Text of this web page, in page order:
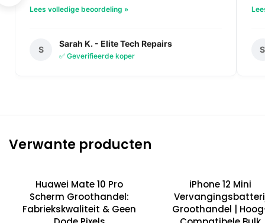
Lees volledige beoordeling »
S
Sarah K. - Elite Tech Repairs
✅ Geverifieerde koper
S
Verwante producten
Huawei Mate 10 Pro
Scherm Groothandel:
Fabriekskwaliteit & Geen
iPhone 12 Mini
Groothandel |